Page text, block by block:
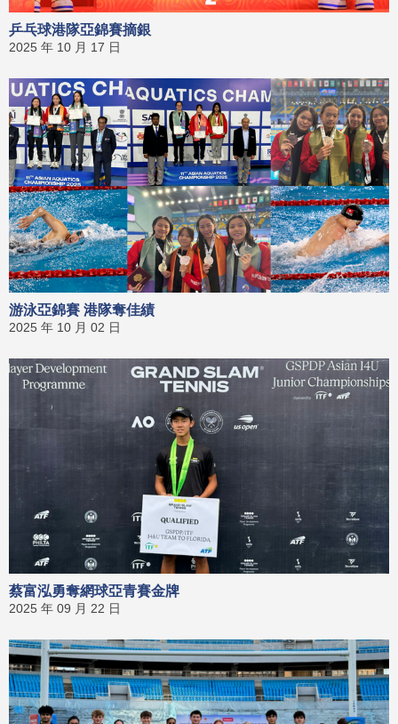
乒乓球港隊亞錦賽摘銀
2025 年 10 月 17 日
游泳亞錦賽 港隊奪佳績
2025 年 10 月 02 日
蔡富泓勇奪網球亞青賽金牌
2025 年 09 月 22 日